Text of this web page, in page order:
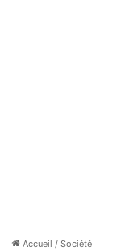
Accueil / Société